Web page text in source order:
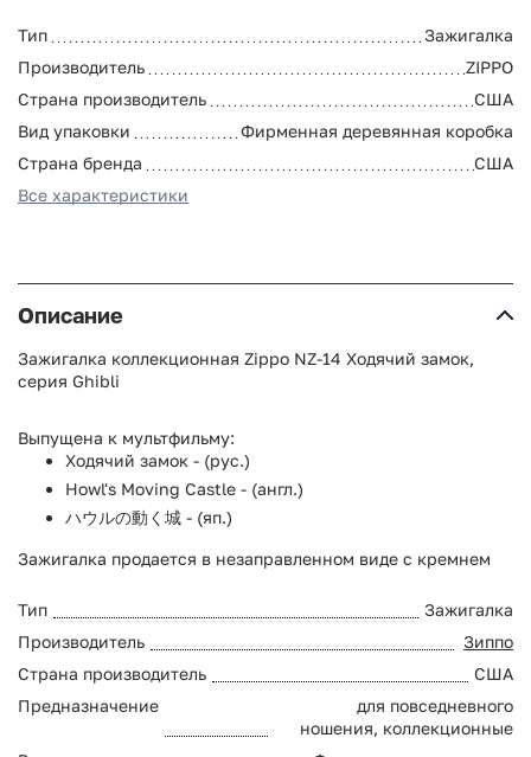
Тип
Зажигалка
Производитель
ZIPPO
Страна производитель
США
Вид упаковки
Фирменная деревянная коробка
Страна бренда
США
Все характеристики
Описание
Зажигалка коллекционная Zippo NZ-14 Ходячий замок,
серия Ghibli
Выпущена к мультфильму:
Ходячий замок - (рус.)
Howl's Moving Castle - (англ.)
ハウルの動く城 - (яп.)
Зажигалка продается в незаправленном виде с кремнем
Тип
Зажигалка
Производитель
Зиппо
Страна производитель
США
Предназначение
для повседневного
ношения, коллекционные